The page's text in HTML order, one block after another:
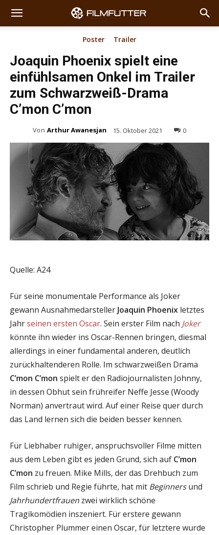
Poster Trailer
Joaquin Phoenix spielt eine
einfühlsamen Onkel im Trailer
zum Schwarzweiß-Drama
C’mon C’mon
Von Arthur Awanesjan 15. Oktober 2021 0
Quelle: A24
Für seine monumentale Performance als Joker
gewann Ausnahmedarsteller Joaquin Phoenix letztes
Jahrseinen ersten Oscar. Sein erster Film nach Joker
könnte ihn wieder ins Oscar-Rennen bringen, diesmal
allerdings in einer fundamental anderen, deutlich
zurückhaltenderen Rolle. Im schwarzweißen Drama
C’mon C’mon spielt er den Radiojournalisten Johnny,
in dessen Obhut sein frühreifer Neffe Jesse (Woody
Norman) anvertraut wird. Auf einer Reise quer durch
das Land lernen sich die beiden besser kennen.
Für Liebhaber ruhiger, anspruchsvoller Filme mitten
aus dem Leben gibt es jeden Grund, sich auf C’mon
C’mon zu freuen. Mike Mills, der das Drehbuch zum
Film schrieb und Regie führte, hat mit Beginnersund
Jahrhundertfrauen zwei wirklich schöne
Tragikomödien inszeniert. Für erstere gewann
Christopher Plummer einen Oscar, für letztere wurde